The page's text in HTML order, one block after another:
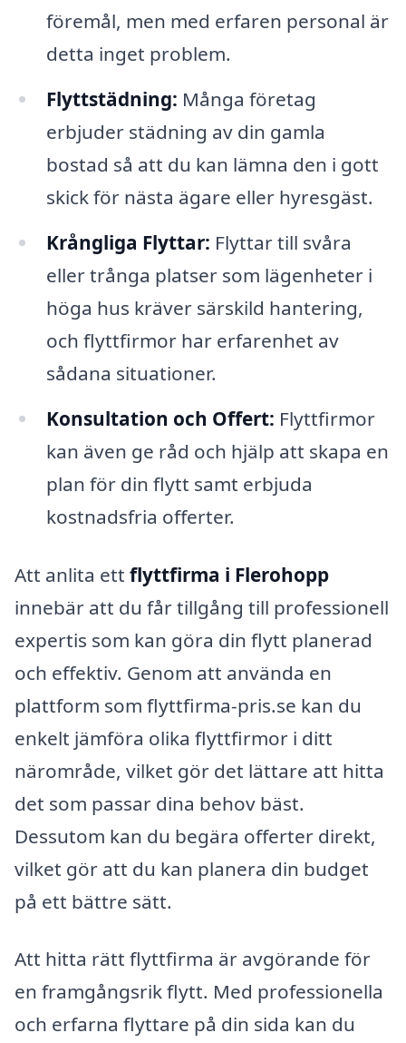
föremål, men med erfaren personal är
detta inget problem.
Flyttstädning: Många företag
erbjuder städning av din gamla
bostad så att du kan lämna den i gott
skick för nästa ägare eller hyresgäst.
Krångliga Flyttar: Flyttar till svåra
eller trånga platser som lägenheter i
höga hus kräver särskild hantering,
och flyttfirmor har erfarenhet av
sådana situationer.
Konsultation och Offert: Flyttfirmor
kan även ge råd och hjälp att skapa en
plan för din flytt samt erbjuda
kostnadsfria offerter.
Att anlita ett flyttfirma i Flerohopp
innebär att du får tillgång till professionell
expertis som kan göra din flytt planerad
och effektiv. Genom att använda en
plattform som flyttfirma-pris.se kan du
enkelt jämföra olika flyttfirmor i ditt
närområde, vilket gör det lättare att hitta
det som passar dina behov bäst.
Dessutom kan du begära offerter direkt,
vilket gör att du kan planera din budget
på ett bättre sätt.
Att hitta rätt flyttfirma är avgörande för
en framgångsrik flytt. Med professionella
och erfarna flyttare på din sida kan du